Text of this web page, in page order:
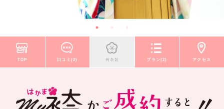
TOP 口コミ(2) 袴衣装 プラン(2) アクセス